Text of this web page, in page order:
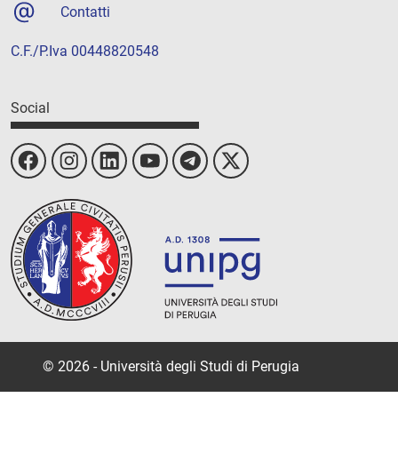
Contatti
C.F./P.Iva 00448820548
Social
© 2026 - Università degli Studi di Perugia